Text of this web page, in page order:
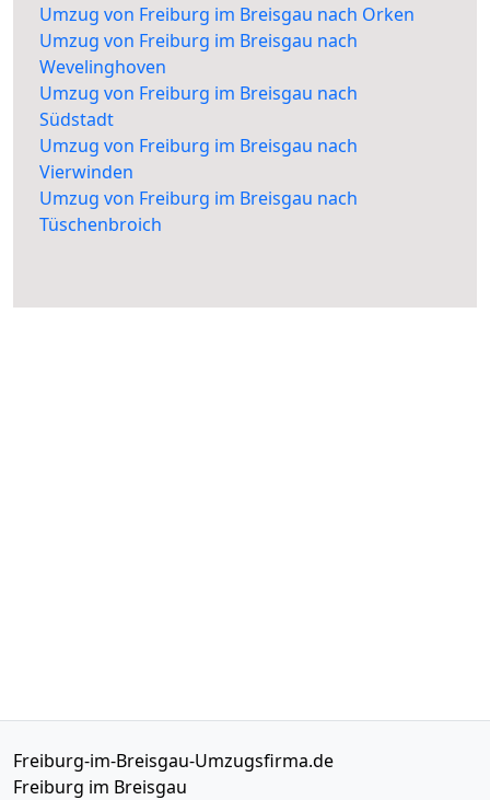
Umzug von Freiburg im Breisgau nach Orken
Umzug von Freiburg im Breisgau nach
Wevelinghoven
Umzug von Freiburg im Breisgau nach
Südstadt
Umzug von Freiburg im Breisgau nach
Vierwinden
Umzug von Freiburg im Breisgau nach
Tüschenbroich
Freiburg-im-Breisgau-Umzugsfirma.de
Freiburg im Breisgau